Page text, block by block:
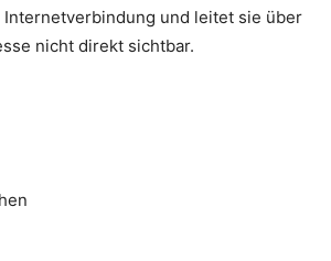
und leitet sie über
nicht direkt sichtbar.